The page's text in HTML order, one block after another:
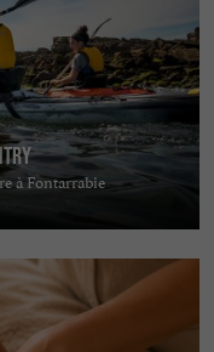
à Fontarrabie